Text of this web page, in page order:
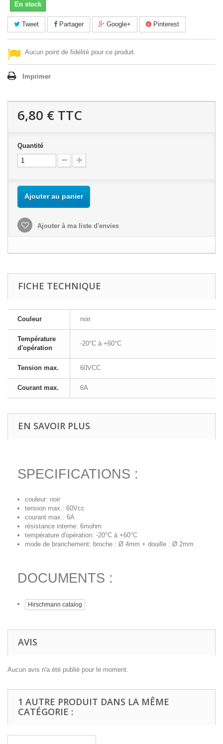
En stock
Tweet Partager Google+ Pinterest
Aucun point de fidélité pour ce produit.
Imprimer
6,80 € TTC
Quantité
Ajouter au panier
Ajouter à ma liste d'envies
FICHE TECHNIQUE
Couleur noir
Température
d'opération
-20°C à +60°C
Tension max. 60VCC
Courant max. 6A
EN SAVOIR PLUS
SPECIFICATIONS :
couleur: noir
tension max.: 60Vcc
courant max.: 6A
résistance interne: 6mohm
température d'opération: -20°C à +60°C
mode de branchement: broche : Ø 4mm + douille : Ø 2mm
DOCUMENTS :
Hirschmann catalog
AVIS
Aucun avis n'a été publié pour le moment.
1 AUTRE PRODUIT DANS LA MÊME
CATÉGORIE :